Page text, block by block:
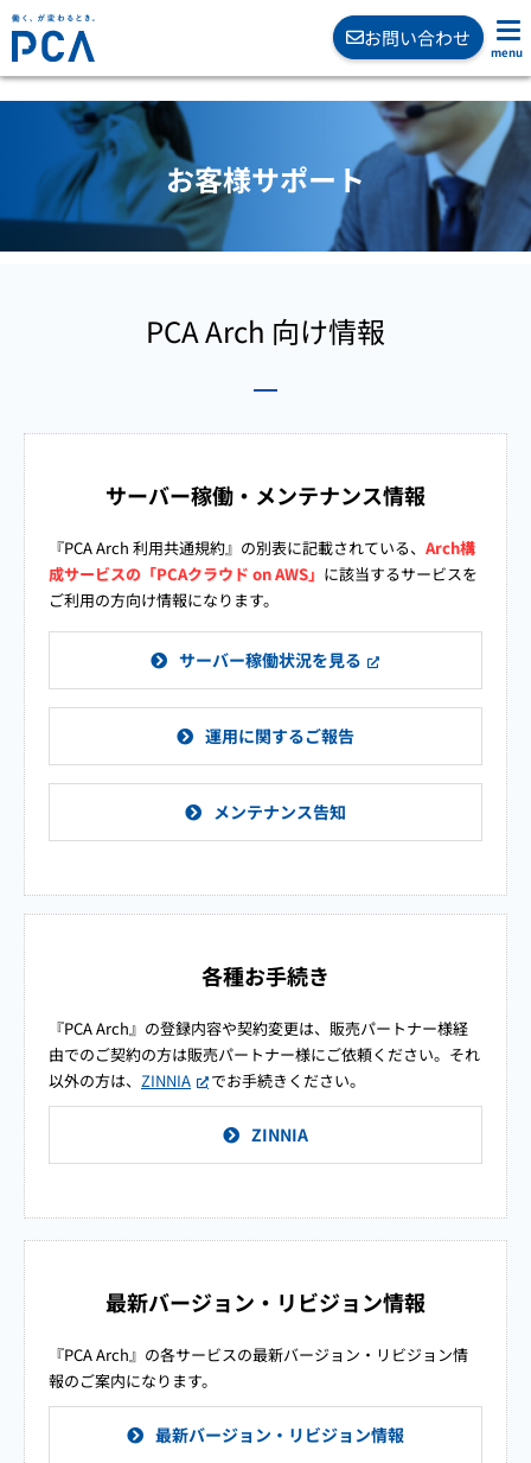
お問い合わせ
お客様サポート
PCA Arch 向け情報
サーバー稼働・メンテナンス情報
『PCA Arch 利用共通規約』の別表に記載されている、 Arch構
成サービスの「PCAクラウド on AWS」 に該当するサービスを
ご利用の方向け情報になります。
サーバー稼働状況を見る
運用に関するご報告
メンテナンス告知
各種お手続き
『PCA Arch』の登録内容や契約変更は、販売パートナー様経
由でのご契約の方は販売パートナー様にご依頼ください。それ
以外の方は、 ZINNIA でお手続きください。
ZINNIA
最新バージョン・リビジョン情報
『PCA Arch』の各サービスの最新バージョン・リビジョン情
報のご案内になります。
最新バージョン・リビジョン情報